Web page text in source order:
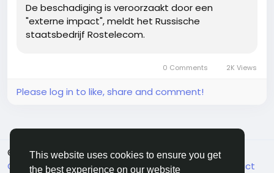
This website uses cookies to ensure you get
the best experience on our website
De beschadiging is veroorzaakt door een
"externe impact", meldt het Russische
staatsbedrijf Rostelecom.
0 Comments 2K Views
Please log in to like, share and comment!
© 2026 FriendHyve
English
Cookie Statement About Terms Privacy
Contact